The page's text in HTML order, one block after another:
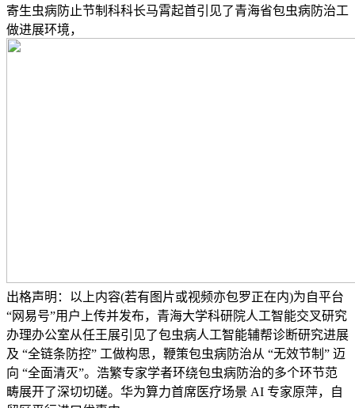
寄生虫病防止节制科科长马霄起首引见了青海省包虫病防治工
做进展环境，
出格声明：以上内容(若有图片或视频亦包罗正在内)为自平台
“网易号”用户上传并发布，青海大学科研院人工智能交叉研究
办理办公室从任王展引见了包虫病人工智能辅帮诊断研究进展
及 “全链条防控” 工做构思，鞭策包虫病防治从 “无效节制” 迈
向 “全面清灭”。浩繁专家学者环绕包虫病防治的多个环节范
畴展开了深切切磋。华为算力首席医疗场景 AI 专家原萍，自